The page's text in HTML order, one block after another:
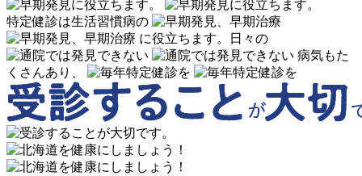
特定健診は生活習慣病の
に役立ちます。
日々の
病気もた
くさんあり、